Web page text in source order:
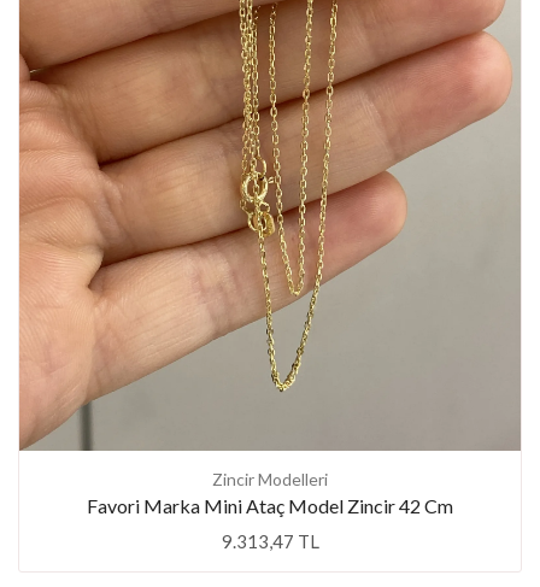
Zincir Modelleri
Favori Marka Mini Ataç Model Zincir 42 Cm
9.313,47 TL